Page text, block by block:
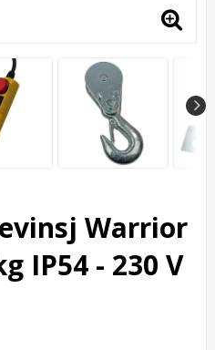
Warrior
IP54 - 230 V